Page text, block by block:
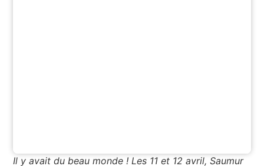
Il y avait du beau monde ! Les 11 et 12 avril, Saumur